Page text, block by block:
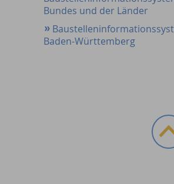
Bundes und der Länder
Baden-Württemberg